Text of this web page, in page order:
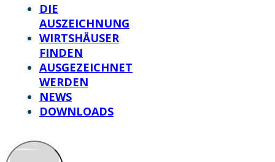
DIE
AUSZEICHNUNG
WIRTSHÄUSER
FINDEN
AUSGEZEICHNET
WERDEN
NEWS
DOWNLOADS